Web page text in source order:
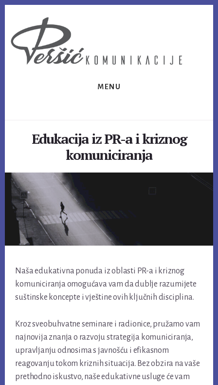
content
footer
MENU
Edukacija iz PR-a i kriznog
komuniciranja
Naša edukativna ponuda iz oblasti PR-a i kriznog
komuniciranja omogućava vam da dublje razumijete
suštinske koncepte i vještine ovih ključnih disciplina.
Kroz sveobuhvatne seminare i radionice, pružamo vam
najnovija znanja o razvoju strategija komuniciranja,
upravljanju odnosima s javnošću i efikasnom
reagovanju tokom kriznih situacija. Bez obzira na vaše
prethodno iskustvo, naše edukativne usluge će vam